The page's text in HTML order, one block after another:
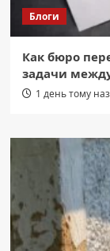
Блоги
Как бюро
задачи
1 день тому